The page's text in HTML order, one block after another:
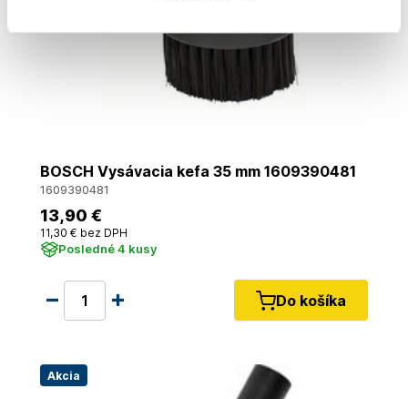
BOSCH Vysávacia kefa 35 mm 1609390481
1609390481
13,90 €
11,30 € bez DPH
Posledné 4 kusy
Do košíka
Akcia